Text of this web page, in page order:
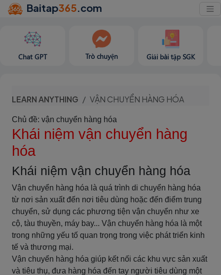
Baitap365.com
Chat GPT Trò chuyện Giải bài tập SGK
LEARN ANYTHING VẬN CHUYỂN HÀNG HÓA
Chủ đề: vận chuyển hàng hóa
Khái niệm vận chuyển hàng
hóa
Khái niệm vận chuyển hàng hóa
Vận chuyển hàng hóa là quá trình di chuyển hàng hóa
từ nơi sản xuất đến nơi tiêu dùng hoặc đến điểm trung
chuyển, sử dụng các phương tiện vận chuyển như xe
cộ, tàu thuyền, máy bay... Vận chuyển hàng hóa là một
trong những yếu tố quan trọng trong việc phát triển kinh
tế và thương mại.
Vận chuyển hàng hóa giúp kết nối các khu vực sản xuất
và tiêu thụ, đưa hàng hóa đến tay người tiêu dùng một